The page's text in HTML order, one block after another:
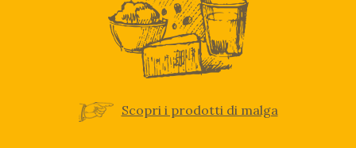
Scopri i prodotti di malga